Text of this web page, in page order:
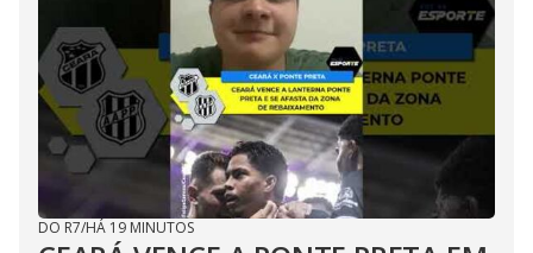
DO R7/HÁ 19 MINUTOS